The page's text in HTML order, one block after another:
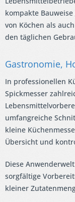
kompakte
von Köchen als
den täglichen
Gastronomie,
In professionellen
Spickmesser
umfangreiche
kleine
Übersicht und
Diese
sorgfältige
kleiner